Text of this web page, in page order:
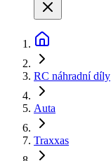
RC náhradní díly
Auta
Traxxas